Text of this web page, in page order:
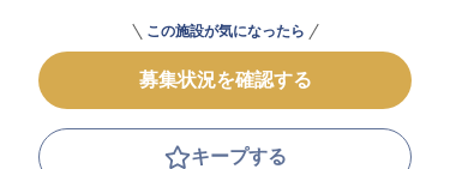
この施設が気になったら
募集状況を確認する
キープする